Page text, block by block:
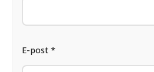
E-post *